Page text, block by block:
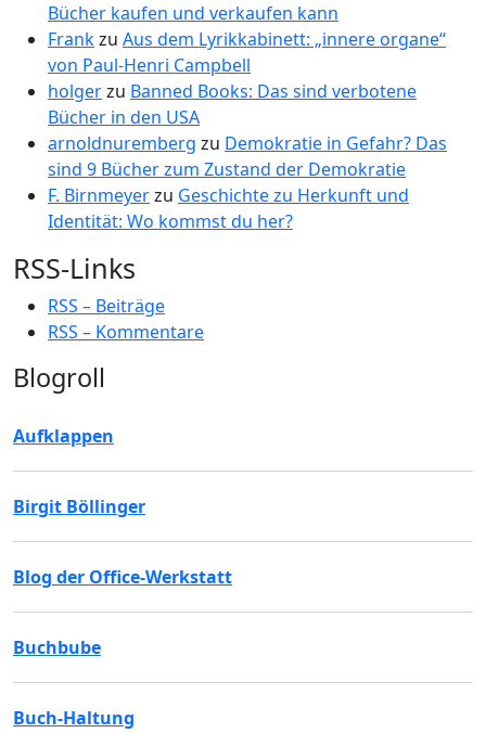
Bücher kaufen und verkaufen kann
Frankzu Aus dem Lyrikkabinett: „innere organe“
von Paul-Henri Campbell
holgerzu Banned Books: Das sind verbotene
Bücher in den USA
arnoldnuremberg zu Demokratie in Gefahr? Das
sind 9 Bücher zum Zustand der Demokratie
F. Birnmeyerzu Geschichte zu Herkunft und
Identität: Wo kommst du her?
RSS-Links
RSS – Beiträge
RSS – Kommentare
Blogroll
Aufklappen
Birgit Böllinger
Blog der Office-Werkstatt
Buchbube
Buch-Haltung